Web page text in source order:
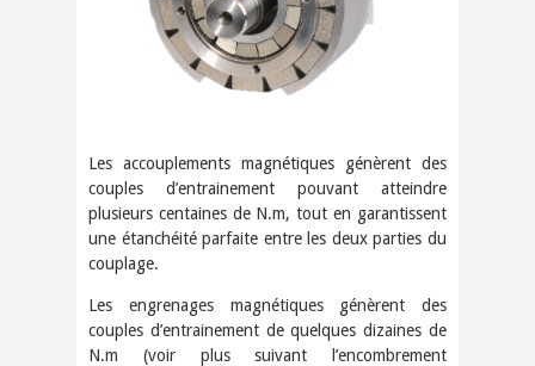
Les accouplements magnétiques génèrent des
couples d’entrainement pouvant atteindre
plusieurs centaines de N.m, tout en garantissent
une étanchéité parfaite entre les deux parties du
couplage.
Les engrenages magnétiques génèrent des
couples d’entrainement de quelques dizaines de
N.m (voir plus suivant l’encombrement